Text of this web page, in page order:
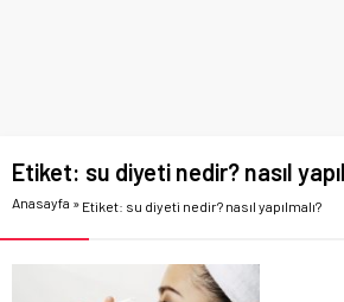
Etiket: su diyeti nedir? nasıl
Anasayfa » Etiket: su diyeti nedir? nasıl yapılmalı?